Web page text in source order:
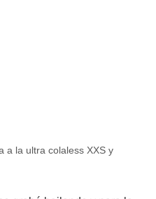
a la ultra colaless XXS y